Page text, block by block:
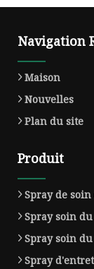
Navigation
Maison
Nouvelles
Plan du site
Produit
Spray de
Spray soin
Spray soin
Spray